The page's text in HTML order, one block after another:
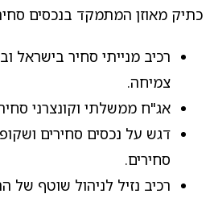
כתיק מאוזן המתמקד בנכסים
רכיב מנייתי סחיר בישראל
צמיחה.
אג"ח ממשלתי וקונצרני סחיר
דגש על נכסים סחירים
סחירים.
רכיב נזיל לניהול שוטף של